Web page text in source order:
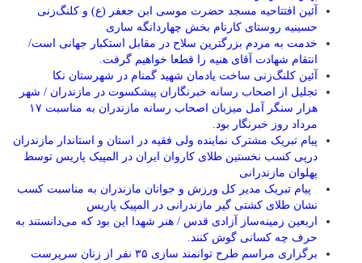
آئین افتتاحیه مسجد حضرت موسی ابن جعفر (ع) و کلنگ‌زنی
حسینیه روستای کارنام بخش چهاردانگه ساری
خدمت به مردم بزرگترین سلاح در مقابل استکبار جهانی است/
انتقام شهادت آقای هنیه را قطعا خواهیم گرفت.
آئین کلنگ‌زنی ساخت یادمان شهید گمنام در شهرستان نکا
تجلیل از اصحاب رسانه خبرنگاران پیشکسوت در مازندران / شهر
هزار سنگر آمل میزبان اصحاب رسانه مازندران به مناسبت ۱۷
مرداد روز خبرنگار بود.
پیام تبریک مشترک نماینده ولی فقیه در استان و استاندار مازندران
درپی کسب نخستین طلای کاروان ایران در المپیک پاریس توسط
پهلوان مازندرانی
‍ ‍ پیام تبریک مدیر کل ورزش و جوانان مازندران به مناسبت کسب
نشان طلای کشتی گیر مازندرانی در المپیک پاریس
اربعین زمینه‌ساز آزادی قدس / هنر شهدا این بود که می‌دانستند به
حرف چه کسانی گوش کنند.
برگزاری مراسم طرح توانمند سازی ۳۵ نفر از زنان سرپرست